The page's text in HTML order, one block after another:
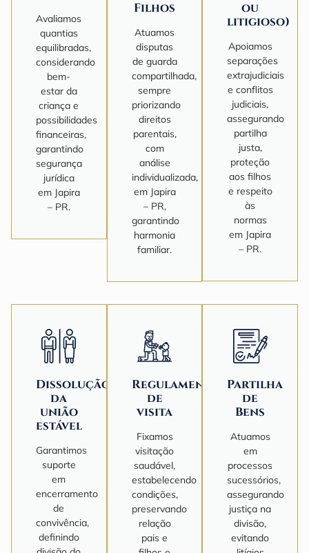
Avaliamos
quantias
equilibradas,
considerando
bem-
estar da
criança e
possibilidades
financeiras,
garantindo
segurança
jurídica
em Japira
– PR.
Filhos
Atuamos
disputas
de guarda
compartilhada,
sempre
priorizando
direitos
parentais,
com
análise
individualizada,
em Japira
– PR,
garantindo
harmonia
familiar.
ou
litigioso)
Apoiamos
separações
extrajudiciais
e conflitos
judiciais,
assegurando
partilha
justa,
proteção
aos filhos
e respeito
às
normas
em Japira
– PR.
Dissolução
da
união
estável
Garantimos
suporte
em
encerramento
de
convivência,
definindo
Regulamentação
de
visita
Fixamos
visitação
saudável,
estabelecendo
condições,
preservando
relação
pais e
Partilha
de
Bens
Atuamos
em
processos
sucessórios,
assegurando
justiça na
divisão,
evitando